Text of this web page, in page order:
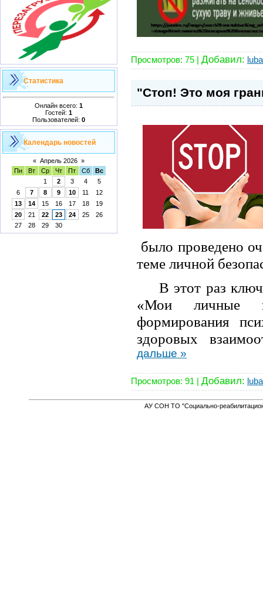
Статистика
Онлайн всего: 1
Гостей: 1
Пользователей: 0
Календарь новостей
« Апрель 2026 »
Пн
Вт Ср Чт Пт Сб
Вс
1
2 3 4
5
6
7 8 9 10 11
12
13
14 15 16 17 18
19
20
21 22 23 24 25
26
27
28 29 30
Просмотров: 75 Добавил:
"Стоп! Это моя
было проведено
теме личной
В этот раз
«Мои личные
формирования
здоровых
дальше »
Просмотров: 91 Добавил:
АУ СОН ТО "Социально-